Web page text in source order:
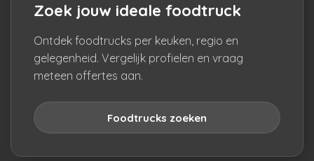
Zoek jouw ideale foodtruck
Ontdek foodtrucks per keuken, regio en
gelegenheid. Vergelijk profielen en vraag
meteen offertes aan.
Foodtrucks zoeken